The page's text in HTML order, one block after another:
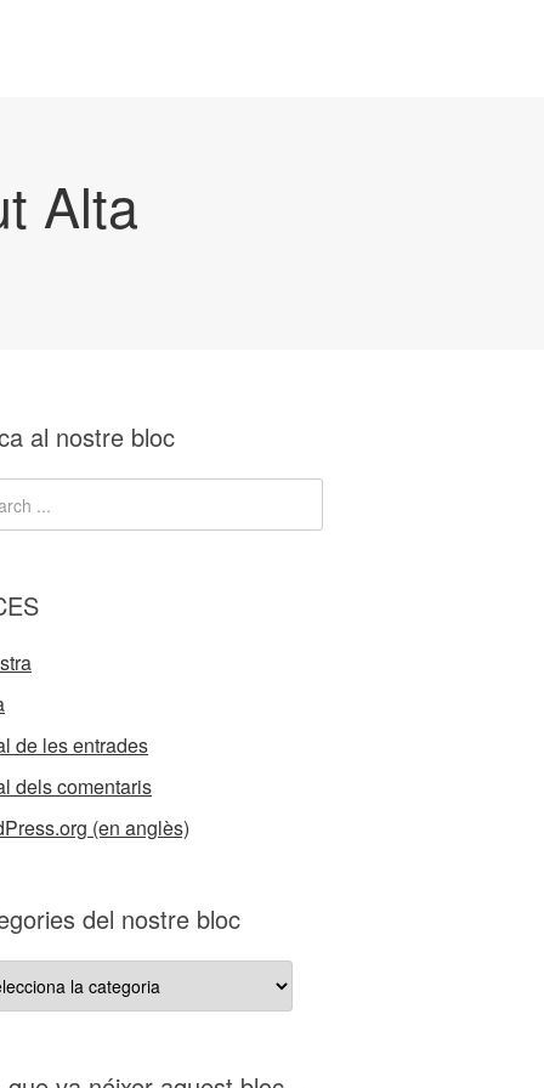
Alta
al nostre bloc
de les entrades
dels comentaris
(en anglès)
del nostre bloc